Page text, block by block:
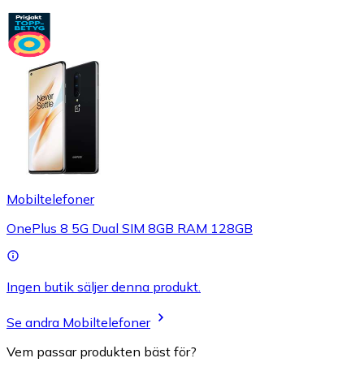
Mobiltelefoner
OnePlus 8 5G Dual SIM 8GB RAM 128GB
Ingen butik säljer denna produkt.
Se andra Mobiltelefoner
Vem passar produkten bäst för?